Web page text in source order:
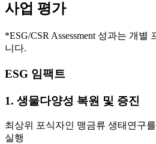
사업 평가
*ESG/CSR Assessment 성과는 개
니다.
ESG 임팩트
1. 생물다양성 복원 및 증진
최상위 포식자인 맹금류 생태연구
실행